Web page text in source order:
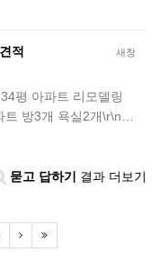
새창
적
평 아파트 리모델링
방3개 욕실2개\r\n…
묻고 답하기 결과 더보기